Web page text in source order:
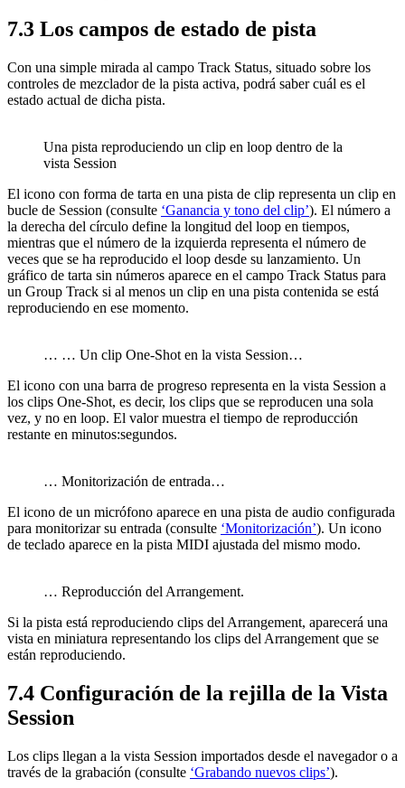
7.3 Los campos de estado de pista
Con una simple mirada al campo Track Status, situado sobre los
controles de mezclador de la pista activa, podrá saber cuál es el
estado actual de dicha pista.
Una pista reproduciendo un clip en loop dentro de la
vista Session
El icono con forma de tarta en una pista de clip representa un clip en
bucle de Session (consulte ‘Ganancia y tono del clip’). El número a
la derecha del círculo define la longitud del loop en tiempos,
mientras que el número de la izquierda representa el número de
veces que se ha reproducido el loop desde su lanzamiento. Un
gráfico de tarta sin números aparece en el campo Track Status para
un Group Track si al menos un clip en una pista contenida se está
reproduciendo en ese momento.
… … Un clip One-Shot en la vista Session…
El icono con una barra de progreso representa en la vista Session a
los clips One-Shot, es decir, los clips que se reproducen una sola
vez, y no en loop. El valor muestra el tiempo de reproducción
restante en minutos:segundos.
… Monitorización de entrada…
El icono de un micrófono aparece en una pista de audio configurada
para monitorizar su entrada (consulte ‘Monitorización’). Un icono
de teclado aparece en la pista MIDI ajustada del mismo modo.
… Reproducción del Arrangement.
Si la pista está reproduciendo clips del Arrangement, aparecerá una
vista en miniatura representando los clips del Arrangement que se
están reproduciendo.
7.4 Configuración de la rejilla de la Vista
Session
Los clips llegan a la vista Session importados desde el navegador o a
través de la grabación (consulte ‘Grabando nuevos clips’).